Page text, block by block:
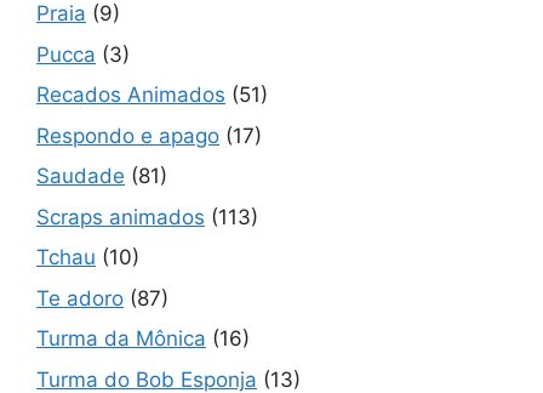
Praia (9)
Pucca (3)
Recados Animados (51)
Respondo e apago (17)
Saudade (81)
Scraps animados (113)
Tchau (10)
Te adoro (87)
Turma da Mônica (16)
Turma do Bob Esponja (13)